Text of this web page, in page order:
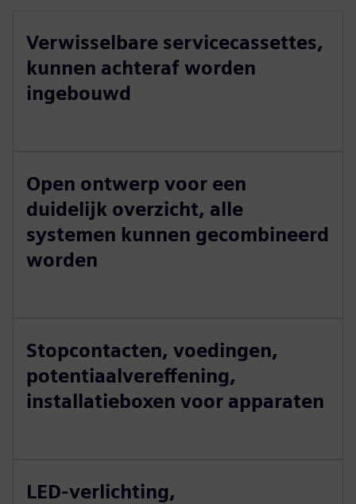
Verwisselbare servicecassettes,
kunnen achteraf worden
ingebouwd
Open ontwerp voor een
duidelijk overzicht, alle
systemen kunnen gecombineerd
worden
Stopcontacten, voedingen,
potentiaalvereffening,
installatieboxen voor apparaten
LED-verlichting,